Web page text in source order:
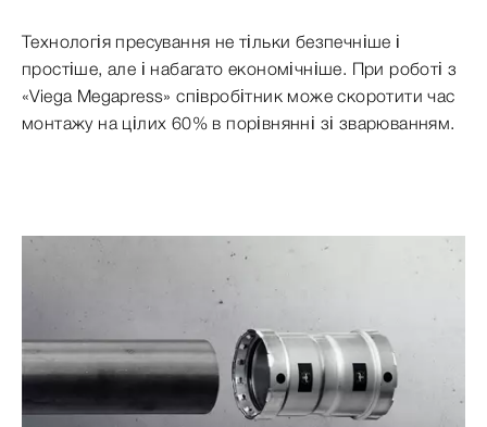
Технологія пресування не тільки безпечніше і
простіше, але і набагато економічніше. При роботі з
«Viega Megapress» співробітник може скоротити час
монтажу на цілих 60% в порівнянні зі зварюванням.